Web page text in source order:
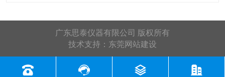
广东思泰仪器有限公司 版权所有
技术支持： 东莞网站建设